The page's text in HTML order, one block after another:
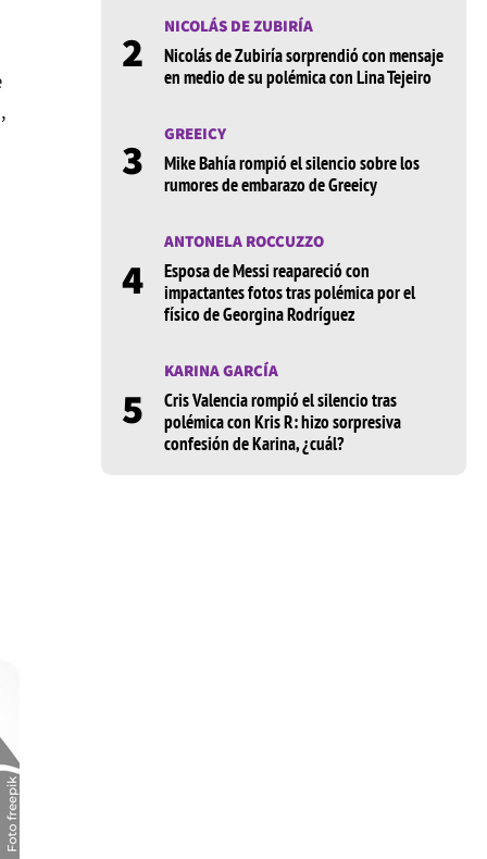
2
NICOLÁS DE ZUBIRÍA
Nicolás de Zubiría sorprendió con mensaje
en medio de su polémica con Lina Tejeiro
3
GREEICY
Mike Bahía rompió el silencio sobre los
rumores de embarazo de Greeicy
4
ANTONELA ROCCUZZO
Esposa de Messi reapareció con
impactantes fotos tras polémica por el
físico de Georgina Rodríguez
5
KARINA GARCÍA
Cris Valencia rompió el silencio tras
polémica con Kris R: hizo sorpresiva
confesión de Karina, ¿cuál?